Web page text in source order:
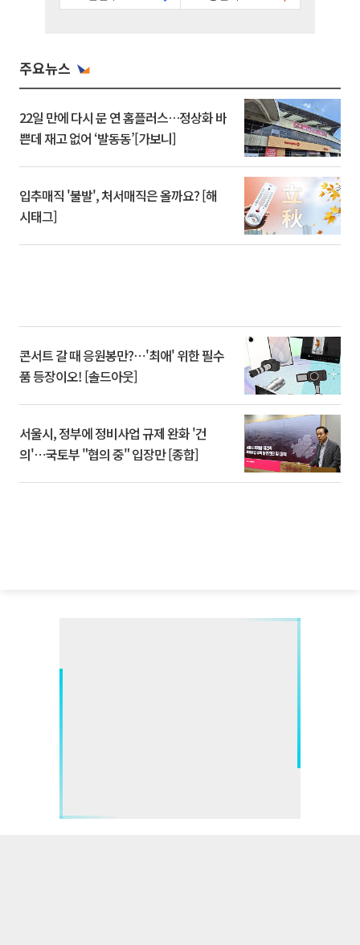
주요뉴스
22일 만에 다시 문 연 홈플러스…정상화 바
쁜데 재고 없어 ‘발동동’[가보니]
입추매직 '불발', 처서매직은 올까요? [해
시태그]
콘서트 갈 때 응원봉만?⋯'최애' 위한 필수
품 등장이오! [솔드아웃]
서울시, 정부에 정비사업 규제 완화 '건
의'⋯국토부 "협의 중" 입장만 [종합]